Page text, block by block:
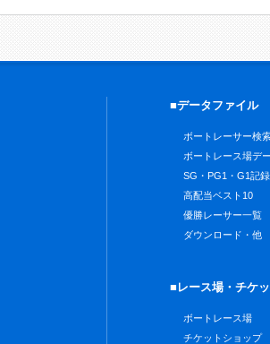
■データファイル
ボートレーサー検
ボートレース場デ
SG・PG1・G1記
高配当ベスト10
優勝レーサー一覧
ダウンロード・他
■レース場・チケ
ボートレース場
チケットショップ